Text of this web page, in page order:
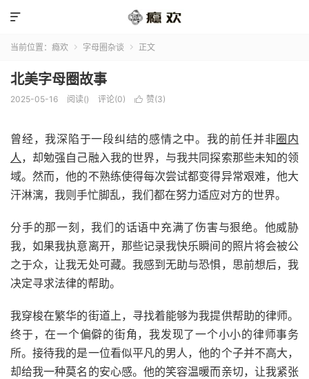

当前位置： 瘾欢  字母圈杂谈  正文
北美字母圈故事
2025-05-16 阅读() 评论(0)  赞(3)
曾经，我深陷于一段纠结的感情之中。我的前任并非圈内
人，却勉强自己融入我的世界，与我共同探索那些未知的领
域。然而，他的不熟练使得每次尝试都变得异常艰难，他大
汗淋漓，我则手忙脚乱，我们都在努力适应对方的世界。
分手的那一刻，我们的话语中充满了伤害与狠绝。他威胁
我，如果我执意离开，那些记录我快乐瞬间的照片将会被公
之于众，让我无处可藏。我感到无助与恐惧，思前想后，我
决定寻求法律的帮助。
我穿梭在繁华的街道上，寻找着能够为我提供帮助的律师。
终于，在一个偏僻的街角，我发现了一个小小的律师事务
所。接待我的是一位看似平凡的男人，他的个子并不高大，
却给我一种莫名的安心感。他的笑容温暖而亲切，让我紧张